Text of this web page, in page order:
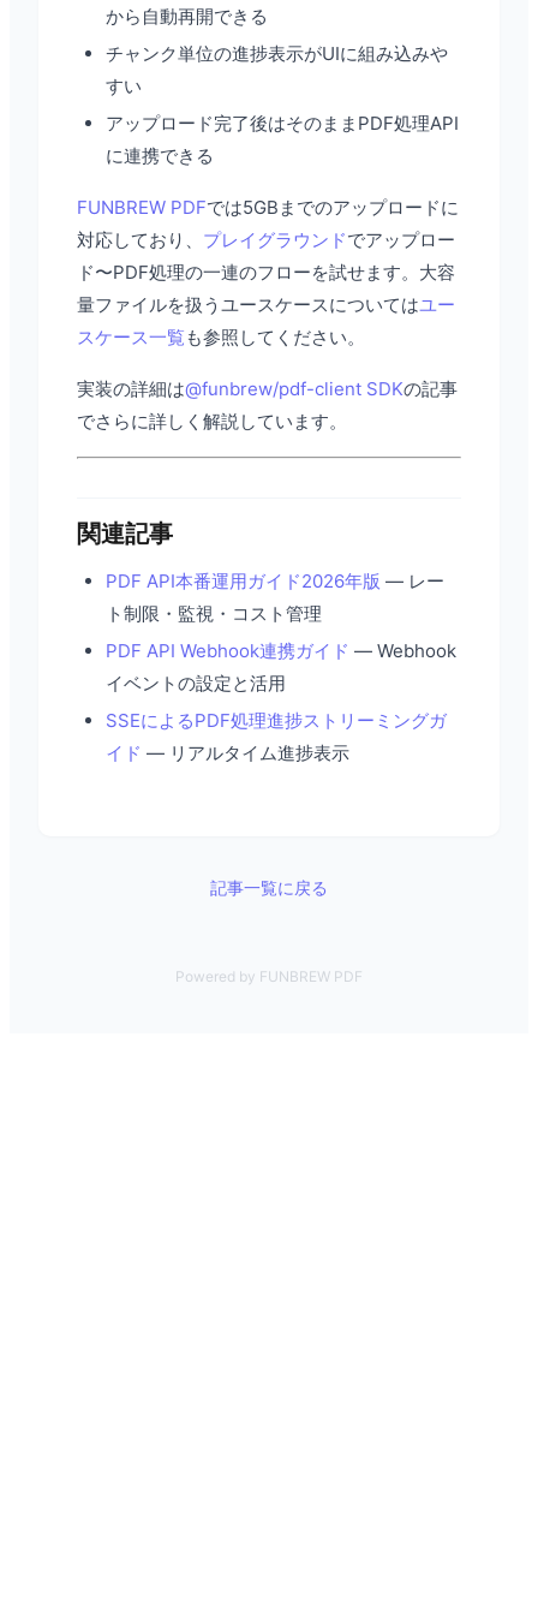
から自動再開できる
チャンク単位の進捗表示がUIに組み込みや
すい
アップロード完了後はそのままPDF処理API
に連携できる
FUNBREW PDFでは5GBまでのアップロードに
対応しており、 プレイグラウンドでアップロー
ド〜PDF処理の一連のフローを試せます。大容
量ファイルを扱うユースケースについてはユー
スケース一覧 も参照してください。
実装の詳細は@funbrew/pdf-client SDKの記事
でさらに詳しく解説しています。
関連記事
PDF API本番運用ガイド2026年版 — レー
ト制限・監視・コスト管理
PDF API Webhook連携ガイド — Webhook
イベントの設定と活用
SSEによるPDF処理進捗ストリーミングガ
イド — リアルタイム進捗表示
記事一覧に戻る
Powered by FUNBREW PDF